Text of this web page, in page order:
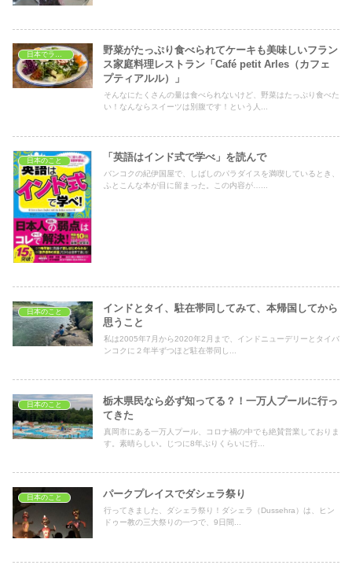
野菜がたっぷり食べられてケーキも美味しいフラン
ス家庭料理レストラン「Café petit Arles（カフェ
プティアルル）」
そんなにたくさんの量は食べられないけど、野菜はたっぷり食べた
い！なんならスイーツは別腹です！という人...
日本のこと 「英語はインド式で学べ」を読んで
バンコクの紀伊国屋で、しばしのパラダイスを満喫しているとき、
ふとこんな本が目に留まった。この内容が…...
日本のこと
インドとタイ、駐在帯同してみて、本帰国してから
思うこと
私は2005年7月から2020年2月まで、インドニューデリーとタイバ
ンコクに２年半ずつほど駐在帯同し...
日本のこと
栃木県民なら必ず知ってる？！一万人プールに行っ
てきた
真岡市にある一万人プール、コロナ禍の中でも絶賛営業しておりま
す。素晴らしい。じつに8年ぶりくらいに行...
日本のこと パークプレイスでダシェラ祭り
行ってきました、ダシェラ祭り！ダシェラ（Dussehra）は、ヒン
ドゥー教の三大祭りの一つで、9日間...